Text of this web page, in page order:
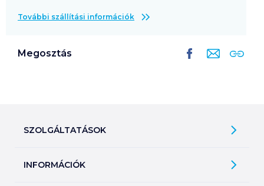
További szállítási információk
Megosztás
SZOLGÁLTATÁSOK
Árfigyelő
INFORMÁCIÓK